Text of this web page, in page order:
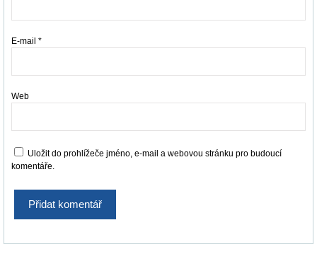
E-mail *
Web
Uložit do prohlížeče jméno, e-mail a webovou stránku pro budoucí
komentáře.